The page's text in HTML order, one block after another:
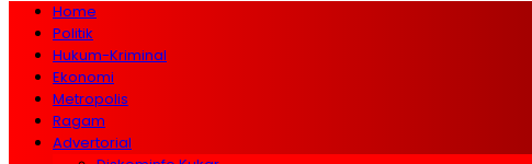
Home
Politik
Hukum-Kriminal
Ekonomi
Metropolis
Ragam
Advertorial